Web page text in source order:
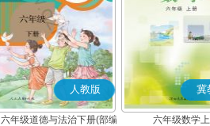
人教版
六年级道德与法治下册(部编
冀
六年级数学